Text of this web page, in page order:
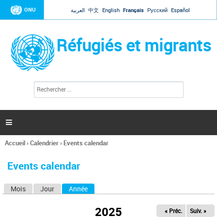
Jump to navigation
ONU العربية 中文 English Français Русский Español
Réfugiés et migrants
l
c
h
e

Vous
ici
Accueil›Calendrier› Events calendar
Events calendar
Mois Jour Année
2025 « Préc. Suiv. »